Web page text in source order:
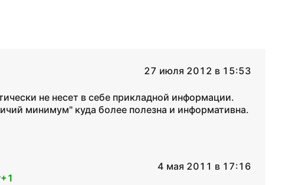
27 июля 2012 в 15:53
не несет в себе прикладной информации.
минимум" куда более полезна и информативна.
4 мая 2011 в 17:16
+1